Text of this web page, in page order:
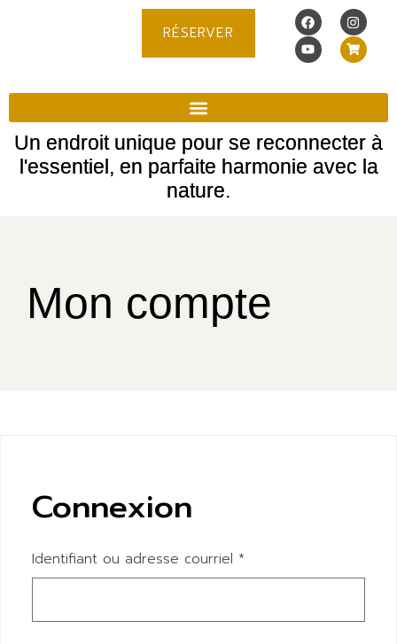
RÉSERVER
Un endroit unique pour se reconnecter à
l'essentiel, en parfaite harmonie avec la
nature.
Mon compte
Connexion
Identifiant ou adresse courriel *